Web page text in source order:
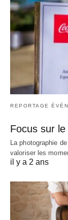
REPORTAGE
Focus sur
La photographie
valoriser les
il y a 2 ans